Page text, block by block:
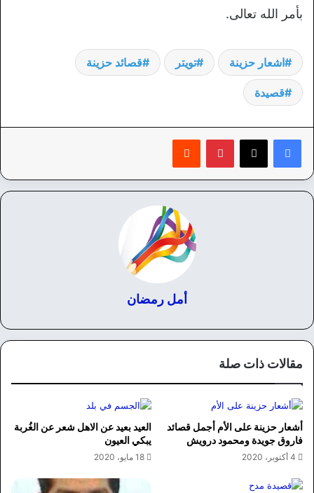
بأمر الله تعالى.
اشعار حزينة تويتر قصائد حزينة
قصيدة
بينتيريست
أمل رمضان
مقالات ذات صلة
أشعار حزينة على الأم أجمل قصائد
فاروق جويدة ومحمود درويش
4 أكتوبر، 2020
العيد بعيد عن الاهل شعر عن الغُربة
يبكي العيون
18 مايو، 2020